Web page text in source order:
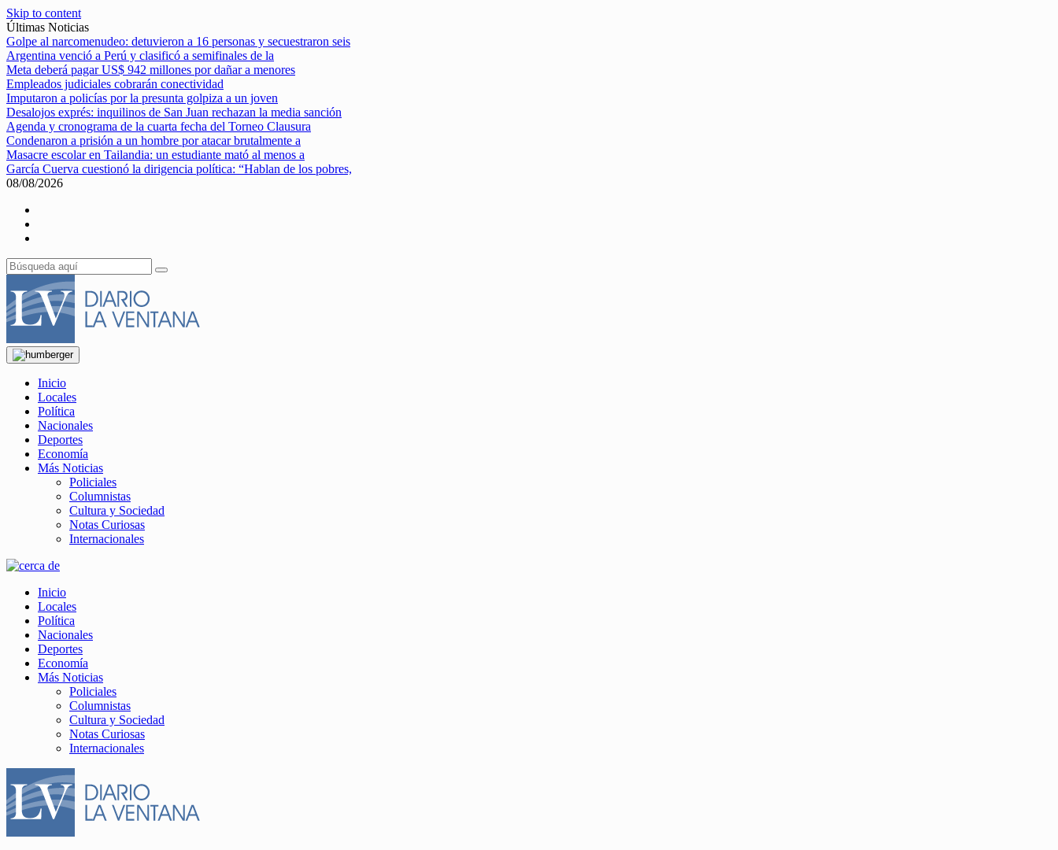
Skip to content
Últimas Noticias
Golpe al narcomenudeo: detuvieron a 16 personas y secuestraron seis
Argentina venció a Perú y clasificó a semifinales de la
Meta deberá pagar US$ 942 millones por dañar a menores
Empleados judiciales cobrarán conectividad
Imputaron a policías por la presunta golpiza a un joven
Desalojos exprés: inquilinos de San Juan rechazan la media sanción
Agenda y cronograma de la cuarta fecha del Torneo Clausura
Condenaron a prisión a un hombre por atacar brutalmente a
Masacre escolar en Tailandia: un estudiante mató al menos a
García Cuerva cuestionó la dirigencia política: “Hablan de los pobres,
08/08/2026
Inicio
Locales
Política
Nacionales
Deportes
Economía
Más Noticias
Policiales
Columnistas
Cultura y Sociedad
Notas Curiosas
Internacionales
Inicio
Locales
Política
Nacionales
Deportes
Economía
Más Noticias
Policiales
Columnistas
Cultura y Sociedad
Notas Curiosas
Internacionales